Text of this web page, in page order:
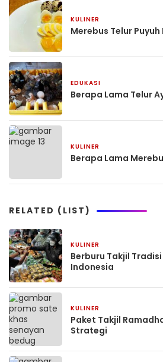
KULINER
Merebus Telur
EDUKASI
Berapa Lama Telur
KULINER
Berapa Lama
RELATED (LIST)
KULINER
Berburu Takjil
Indonesia
KULINER
Paket Takjil
Strategi